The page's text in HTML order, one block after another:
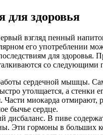
для здоровья
взгляд пенный
его употреблении
для здоровья.
со следующими
сердечной мышцы.
утолщается, а стенки
Части миокарда отмирают,
бычье сердце.
дисбаланс. В пиве
Эти гормоны в больших